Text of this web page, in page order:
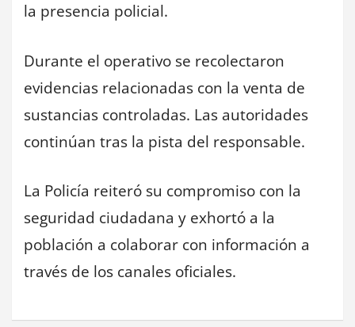
la presencia policial.
Durante el operativo se recolectaron
evidencias relacionadas con la venta de
sustancias controladas. Las autoridades
continúan tras la pista del responsable.
La Policía reiteró su compromiso con la
seguridad ciudadana y exhortó a la
población a colaborar con información a
través de los canales oficiales.